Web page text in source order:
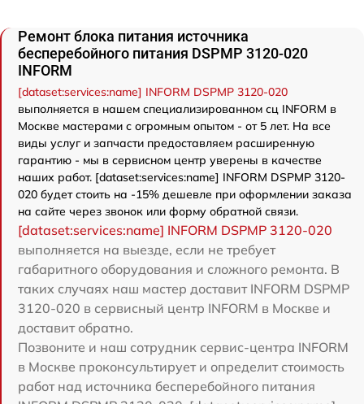
Ремонт блока питания источника
бесперебойного питания DSPMP 3120-020
INFORM
[dataset:services:name] INFORM DSPMP 3120-020
выполняется в нашем специализированном сц INFORM в
Москве мастерами с огромным опытом - от 5 лет. На все
виды услуг и запчасти предоставляем расширенную
гарантию - мы в сервисном центр уверены в качестве
наших работ. [dataset:services:name] INFORM DSPMP 3120-
020 будет стоить на -15% дешевле при оформлении заказа
на сайте через звонок или форму обратной связи.
[dataset:services:name] INFORM DSPMP 3120-020
выполняется на выезде, если не требует
габаритного оборудования и сложного ремонта. В
таких случаях наш мастер доставит INFORM DSPMP
3120-020 в сервисный центр INFORM в Москве и
доставит обратно.
Позвоните и наш сотрудник сервис-центра INFORM
в Москве проконсультирует и определит стоимость
работ над источника бесперебойного питания